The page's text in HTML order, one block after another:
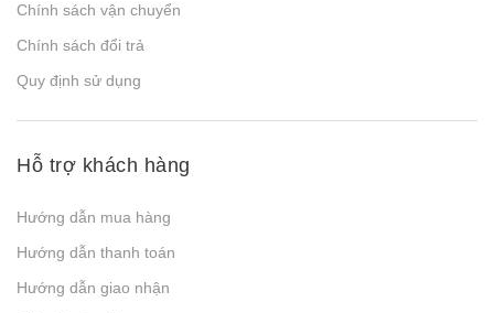
Chính sách vận chuyển
Chính sách đổi trả
Quy định sử dụng
Hỗ trợ khách hàng
Hướng dẫn mua hàng
Hướng dẫn thanh toán
Hướng dẫn giao nhận